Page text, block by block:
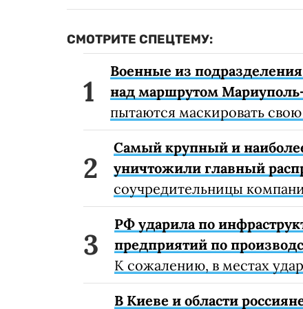
СМОТРИТЕ СПЕЦТЕМУ:
Военные из
над маршрутом
пытаются маскировать
Самый крупный и
уничтожили главный
соучредительницы
РФ ударила по
предприятий по
К сожалению, в местах
В Киеве и области